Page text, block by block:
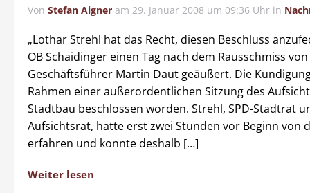
Von Stefan Aigner am 29. Januar 2008 um 09:36 Uhr in
„Lothar Strehl hat das Recht, diesen Beschluss
OB Schaidinger einen Tag nach dem Rausschmiss
Geschäftsführer Martin Daut geäußert. Die
Rahmen einer außerordentlichen Sitzung des
Stadtbau beschlossen worden. Strehl, SPD-Stadtrat
Aufsichtsrat, hatte erst zwei Stunden vor Beginn von
erfahren und konnte deshalb […]
Weiter lesen